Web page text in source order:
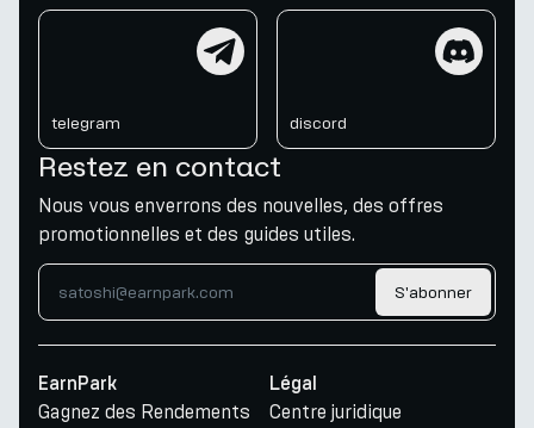
telegram discord
Restez en contact
Nous vous enverrons des nouvelles, des offres
promotionnelles et des guides utiles.
S'abonner
EarnPark
Gagnez des Rendements
Légal
Centre juridique